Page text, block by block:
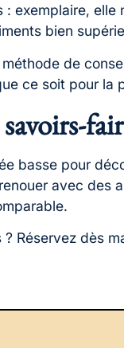
: exemplaire,
bien
de
ce soit pour la
savoirs-
basse pour
avec
Réservez dès